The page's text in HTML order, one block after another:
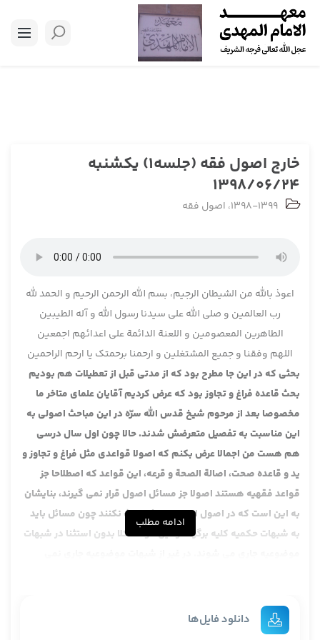
خارج اصول فقه (جلسه1) یکشنبه
1398/06/24
1398-1399، اصول فقه
اعوذ بالله من الشیطان الرجیم، بسم الله الرحمن الرحیم و الحمد لله
رب العالمین و صلی الله علی سیدنا رسول الله و آله الطیبین
الطاهرین المعصومین و اللعنة الدائمة علی اعدائهم اجمعین
اللهم وفقنا و جمیع المشتغلین و ارحمنا برحمتک یا ارحم الراحمین
بحثی که در این جا مطرح بود که از مدتی قبل از تعطیلات هم بودیم
بحث قاعده فراغ و تجاوز بود که عرض کردیم آقایان علمای متاخر ما
مخصوصا بعد از مرحوم شیخ قدس الله سرّه در این مباحث اصولی به
این مناسبت به تفصیل متعرضش شدند. حالا چون اول سال درسی
هم هست من اجمالا عرض بکنم که اصولا قواعدی مثل فراغ و تجاوز و
ید و قاعده صحت، اصالة الصحة و قرعه، این قواعد که اصطلاحا جز
قواعد فقهیه هستند اصولا جز مسائل اصول قرار نمی گیرند، بنایشان
به این است که در اصول از این مسائل بحث نکنند چون مسائل باید
به شبهات حکمیه کلیه برگردد و این قواعد کلا بدون استثنا در شبهات
شیخ به مناسبت این که این ها معارضه با استصحابند در ذیل بحث
استصحاب بحثی را به عنوان تعارض اصول مطرح کرد یکیش تعارض دو
ادامه مطلب
دانلود فایل‌ها